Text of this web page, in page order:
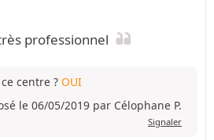
professionnel
centre ? OUI
le 06/05/2019 par Célophane P.
Signaler